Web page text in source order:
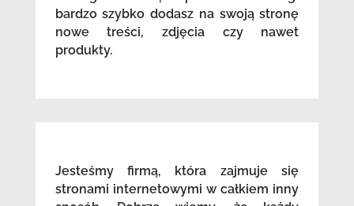
bardzo szybko dodasz na swoją stronę
nowe treści, zdjęcia czy nawet
produkty.
Jesteśmy firmą, która zajmuje się
stronami internetowymi w całkiem inny